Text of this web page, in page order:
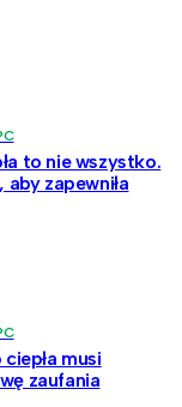
to nie wszystko.
zapewniła
musi
zaufania